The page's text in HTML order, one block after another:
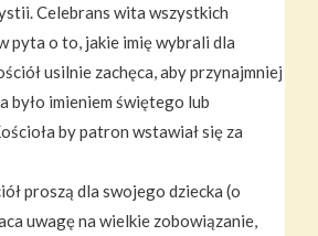
Celebrans wita wszystkich
pyta o to, jakie imię wybrali dla
usilnie zachęca, aby przynajmniej
było imieniem świętego lub
by patron wstawiał się za
proszą dla swojego dziecka (o
uwagę na wielkie zobowiązanie,